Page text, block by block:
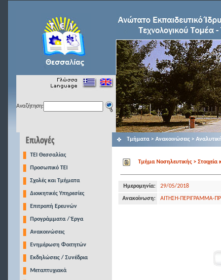
Αναζήτηση:
TEI Θεσσαλίας
Προσωπικό ΤΕΙ
Σχολές και Τμήματα
Διοικητικές Υπηρεσίες
Επιτροπή Ερευνών
Προγράμματα / Έργα
Ανακοινώσεις
Ενημέρωση Φοιτητών
Εκδηλώσεις / Συνέδρια
Μεταπτυχιακά
Τμήματα > Ανακοινώσεις >
Τμήμα Νοσηλευτικής > Στοιχεία
Ημερομηνία: 29/05/2018
Ανακοίνωση: ΑΙΤΗΣΗ-ΠΕΡΙΓΡΑΜΜΑ-